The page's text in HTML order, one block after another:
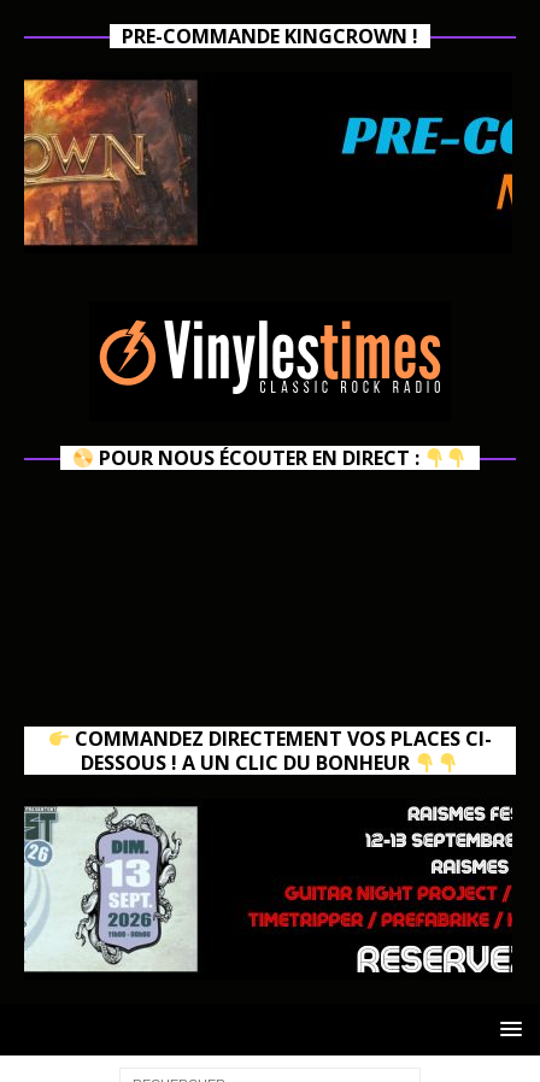
PRE-COMMANDE KINGCROWN !
POUR NOUS ÉCOUTER EN DIRECT :
COMMANDEZ DIRECTEMENT VOS PLACES CI-
DESSOUS ! A UN CLIC DU BONHEUR